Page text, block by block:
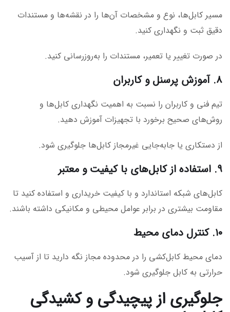
مسیر کابل‌ها، نوع و مشخصات آن‌ها را در نقشه‌ها و مستندات
دقیق ثبت و نگهداری کنید.
در صورت تغییر یا تعمیر، مستندات را به‌روزرسانی کنید.
۸. آموزش پرسنل و کاربران
تیم فنی و کاربران را نسبت به اهمیت نگهداری کابل‌ها و
روش‌های صحیح برخورد با تجهیزات آموزش دهید.
از دستکاری یا جابه‌جایی غیرمجاز کابل‌ها جلوگیری شود.
۹. استفاده از کابل‌های با کیفیت و معتبر
کابل‌های شبکه استاندارد و با کیفیت خریداری و استفاده کنید تا
مقاومت بیشتری در برابر عوامل محیطی و مکانیکی داشته باشند.
۱۰. کنترل دمای محیط
دمای محیط کابل‌کشی را در محدوده مجاز نگه دارید تا از آسیب
حرارتی به کابل جلوگیری شود.
جلوگیری از پیچیدگی و کشیدگی